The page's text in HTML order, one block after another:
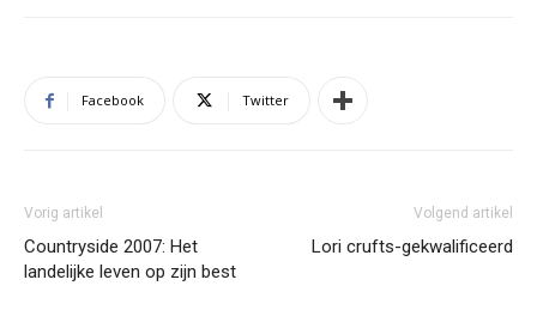
Facebook Twitter
Vorig artikel
Countryside 2007: Het
landelijke leven op zijn best
Volgend artikel
Lori crufts-gekwalificeerd